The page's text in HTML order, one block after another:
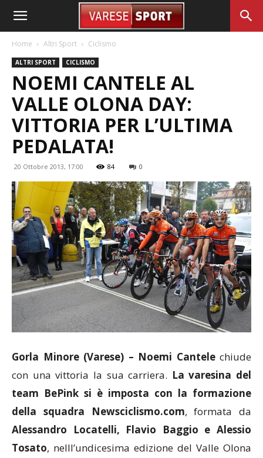
Home Altri Sport Ciclismo
ALTRI SPORT CICLISMO
NOEMI CANTELE AL
VALLE OLONA DAY:
VITTORIA PER L’ULTIMA
PEDALATA!
20 Ottobre 2013, 17:00 84 0
Gorla Minore (Varese) – Noemi Cantelechiude
con una vittoria la sua carriera. La varesina del
team BePink si è imposta con la formazione
della squadra Newsciclismo.com, formata da
Alessandro Locatelli, Flavio Baggio e Alessio
Tosato, nelll’undicesima edizione del Valle Olona